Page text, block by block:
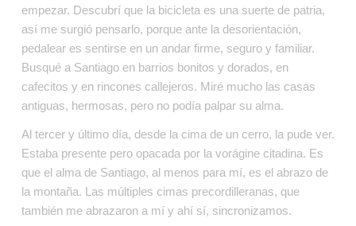
empezar. Descubrí que la bicicleta es una suerte de patria,
así me surgió pensarlo, porque ante la desorientación,
pedalear es sentirse en un andar firme, seguro y familiar.
Busqué a Santiago en barrios bonitos y dorados, en
cafecitos y en rincones callejeros. Miré mucho las casas
antiguas, hermosas, pero no podía palpar su alma.
Al tercer y último día, desde la cima de un cerro, la pude ver.
Estaba presente pero opacada por la vorágine citadina. Es
que el alma de Santiago, al menos para mí, es el abrazo de
la montaña. Las múltiples cimas precordilleranas, que
también me abrazaron a mí y ahí sí, sincronizamos.